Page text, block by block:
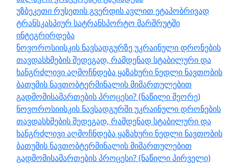
უზბეკეთი რუსეთის გვერდის ავლით ეტაპობრივად
ტრანსკასპიურ სატრანსპორტო მარშრუტში
ინტეგრირდება
ნოვოროსიისკის ნავსადგურზე უკრაინული დრონების
თავდასხმების შედეგად, რამდენად სტაბილური და
ხანგრძლივი აღმოჩნდება ყაზახური ნედლი ნავთობის
ბათუმის ნავთობტერმინალის მიმართულებით
გადმომისამართების პროცესი? (ნაწილი მეორე)
ნოვოროსიისკის ნავსადგურში უკრაინული დრონების
თავდასხმების შედეგად, რამდენად სტაბილური და
ხანგრძლივი აღმოჩნდება ყაზახური ნედლი ნავთობის
ბათუმის ნავთობტერმინალის მიმართულებით
გადმომისამართების პროცესი? (ნაწილი პირველი)